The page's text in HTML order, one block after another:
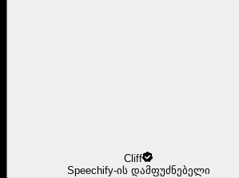
Cliff
Speechify-ის დამფუძნებელი